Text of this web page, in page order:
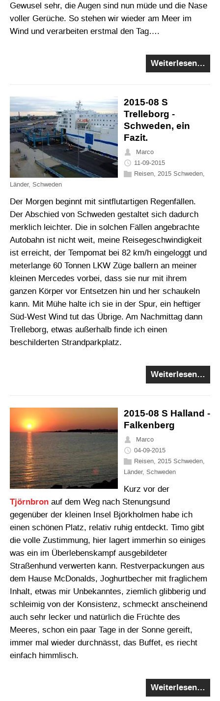
Gewusel sehr, die Augen sind nun müde und die Nase
voller Gerüche. So stehen wir wieder am Meer im
Wind und verarbeiten erstmal den Tag….
Weiterlesen…
2015-08 S
Trelleborg -
Schweden, ein
Fazit.
Marco
11-09-2015
Reisen, 2015 Schweden,
Länder, Schweden
Der Morgen beginnt mit sintflutartigen Regenfällen.
Der Abschied von Schweden gestaltet sich dadurch
merklich leichter. Die in solchen Fällen angebrachte
Autobahn ist nicht weit, meine Reisegeschwindigkeit
ist erreicht, der Tempomat bei 82 km/h eingeloggt und
meterlange 60 Tonnen LKW Züge ballern an meiner
kleinen Mercedes vorbei, dass sie nur mit ihrem
ganzen Körper vor Entsetzen hin und her schaukeln
kann. Mit Mühe halte ich sie in der Spur, ein heftiger
Süd-West Wind tut das Übrige. Am Nachmittag dann
Trelleborg, etwas außerhalb finde ich einen
beschilderten Strandparkplatz.
Weiterlesen…
2015-08 S Halland -
Falkenberg
Marco
04-09-2015
Reisen, 2015 Schweden,
Länder, Schweden
Kurz vor der
Tjörnbron auf dem Weg nach Stenungsund
gegenüber der kleinen Insel Björkholmen habe ich
einen schönen Platz, relativ ruhig entdeckt. Timo gibt
die volle Zustimmung, hier lagert immerhin so einiges
was ein im Überlebenskampf ausgebildeter
Straßenhund verwerten kann. Restverpackungen aus
dem Hause McDonalds, Joghurtbecher mit fraglichem
Inhalt, etwas mir Unbekanntes, ziemlich glibberig und
schleimig von der Konsistenz, schmeckt anscheinend
auch sehr lecker und natürlich die Früchte des
Meeres, schon ein paar Tage in der Sonne gereift,
immer mal wieder durchnässt, das Buffet, es riecht
einfach himmlisch.
Weiterlesen…